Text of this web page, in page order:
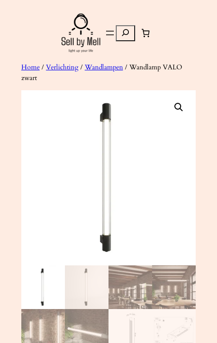
Zoeken
Home/ Verlichting/ Wandlampen/ Wandlamp VALO
zwart